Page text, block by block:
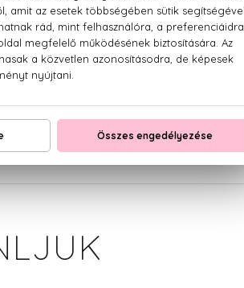
Sodium Cocoamphoacetate,
Hydroxypropyltrimonium
MEA, Laureth-10, Triethylene
Pyridoxine HCl, Tocopheryl Acetate,
Oil (Linum Usitatissimum
Magnesium Chloride, Silica,